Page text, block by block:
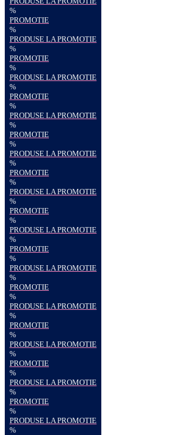
%
PROMOTIE
%
PRODUSE LA PROMOTIE
%
PROMOTIE
%
PRODUSE LA PROMOTIE
%
PROMOTIE
%
PRODUSE LA PROMOTIE
%
PROMOTIE
%
PRODUSE LA PROMOTIE
%
PROMOTIE
%
PRODUSE LA PROMOTIE
%
PROMOTIE
%
PRODUSE LA PROMOTIE
%
PROMOTIE
%
PRODUSE LA PROMOTIE
%
PROMOTIE
%
PRODUSE LA PROMOTIE
%
PROMOTIE
%
PRODUSE LA PROMOTIE
%
PROMOTIE
%
PRODUSE LA PROMOTIE
%
PROMOTIE
%
PRODUSE LA PROMOTIE
%